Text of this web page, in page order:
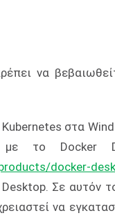
να
Kubernetes στα
με το Docker
docker-
Σε αυτόν
να